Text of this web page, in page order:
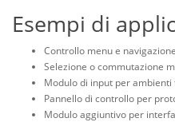
Esempi di
Controllo menu e
Selezione o commutazione
Modulo di input per
Pannello di controllo per
Modulo aggiuntivo per